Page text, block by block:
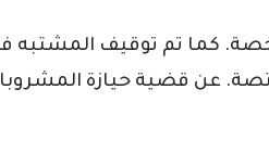
كما تم توقيف المشتبه
عن قضية حيازة